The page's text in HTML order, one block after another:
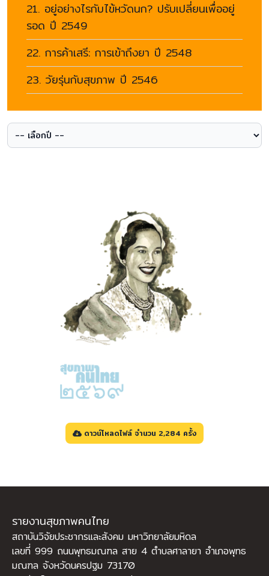
21. อยู่อย่างไรกับไข้หวัดนก? ปรับเปลี่ยนเพื่ออยู่
รอด ปี 2549
22. การค้าเสรี: การเข้าถึงยา ปี 2548
23. วัยรุ่นกับสุขภาพ ปี 2546
ดาวน์โหลดไฟล์ จำนวน 2,284 ครั้ง
รายงานสุขภาพคนไทย
สถาบันวิจัยประชากรและสังคม มหาวิทยาลัยมหิดล
เลขที่ 999 ถนนพุทธมณฑล สาย 4 ตำบลศาลายา อำเภอพุทธ
มณฑล จังหวัดนครปฐม 73170